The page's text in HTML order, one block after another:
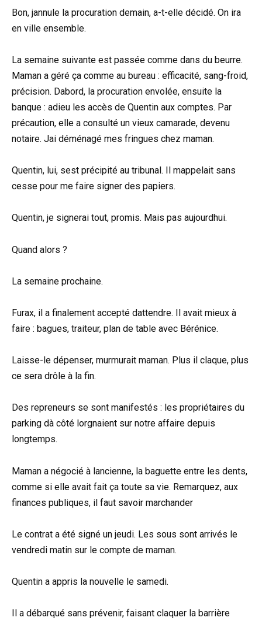
Bon, jannule la procuration demain, a-t-elle décidé. On ira
en ville ensemble.
La semaine suivante est passée comme dans du beurre.
Maman a géré ça comme au bureau : efficacité, sang-froid,
précision. Dabord, la procuration envolée, ensuite la
banque : adieu les accès de Quentin aux comptes. Par
précaution, elle a consulté un vieux camarade, devenu
notaire. Jai déménagé mes fringues chez maman.
Quentin, lui, sest précipité au tribunal. Il mappelait sans
cesse pour me faire signer des papiers.
Quentin, je signerai tout, promis. Mais pas aujourdhui.
Quand alors ?
La semaine prochaine.
Furax, il a finalement accepté dattendre. Il avait mieux à
faire : bagues, traiteur, plan de table avec Bérénice.
Laisse-le dépenser, murmurait maman. Plus il claque, plus
ce sera drôle à la fin.
Des repreneurs se sont manifestés : les propriétaires du
parking dà côté lorgnaient sur notre affaire depuis
longtemps.
Maman a négocié à lancienne, la baguette entre les dents,
comme si elle avait fait ça toute sa vie. Remarquez, aux
finances publiques, il faut savoir marchander
Le contrat a été signé un jeudi. Les sous sont arrivés le
vendredi matin sur le compte de maman.
Quentin a appris la nouvelle le samedi.
Il a débarqué sans prévenir, faisant claquer la barrière